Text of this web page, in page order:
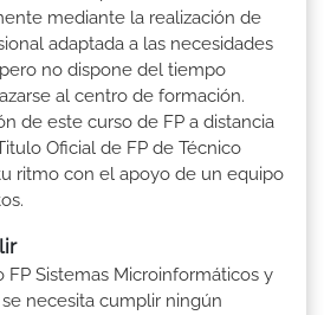
mediante la realización de
adaptada a las necesidades
no dispone del tiempo
al centro de formación.
de este curso de FP a distancia
Oficial de FP de Técnico
ritmo con el apoyo de un equipo
FP Sistemas Microinformáticos y
necesita cumplir ningún